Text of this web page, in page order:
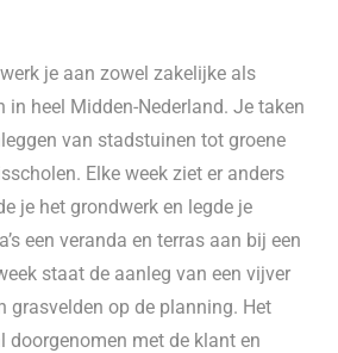
je aan zowel zakelijke als
in heel Midden-Nederland. Je taken
van stadstuinen tot groene
Elke week ziet er anders
je het grondwerk en legde je
een veranda en terras aan bij een
staat de aanleg van een vijver
grasvelden op de planning. Het
doorgenomen met de klant en